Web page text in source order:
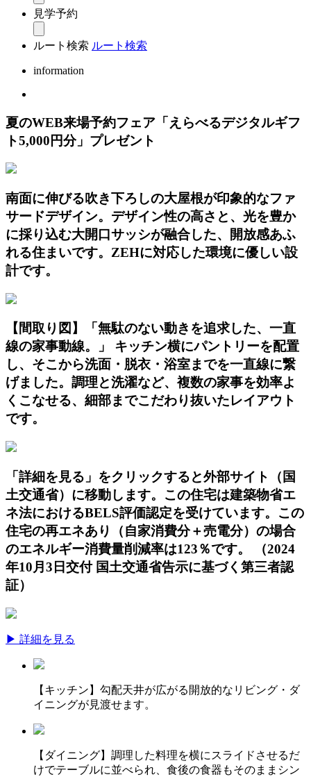
見学予約
ルート検索 ルート検索
information
夏のWEB来場予約フェア「えらべるデジタルギフ
ト5,000円分」プレゼント
南面に伸びる吹き下ろしの大屋根が印象的なファ
サードデザイン。デザイン性の高さと、光を豊か
に採り込む大開口サッシが融合した、開放感あふ
れる住まいです。ZEHに対応した環境に優しい設
計です。
【間取り図】「無駄のない動きを追求した、一直
線の家事動線。」 キッチン横にパントリーを配置
し、そこから洗面・脱衣・浴室までを一直線に繋
げました。調理と洗濯など、複数の家事を効率よ
くこなせる、細部までこだわり抜いたレイアウト
です。
「詳細を見る」をクリックすると外部サイト（国
土交通省）に移動します。この住宅は建築物省エ
ネ法におけるBELS評価認定を受けています。この
住宅の再エネあり（自家消費分＋売電分）の場合
のエネルギー消費量削減率は123％です。 （2024
年10月3日交付 国土交通省告示に基づく第三者認
証）
▶ 詳細を見る
【キッチン】勾配天井が広がる開放的なリビング・ダ
イニングが見渡せます。
【ダイニング】調理した料理を横にスライドさせるだ
けでテーブルに並べられ、食後の食器もそのままシン